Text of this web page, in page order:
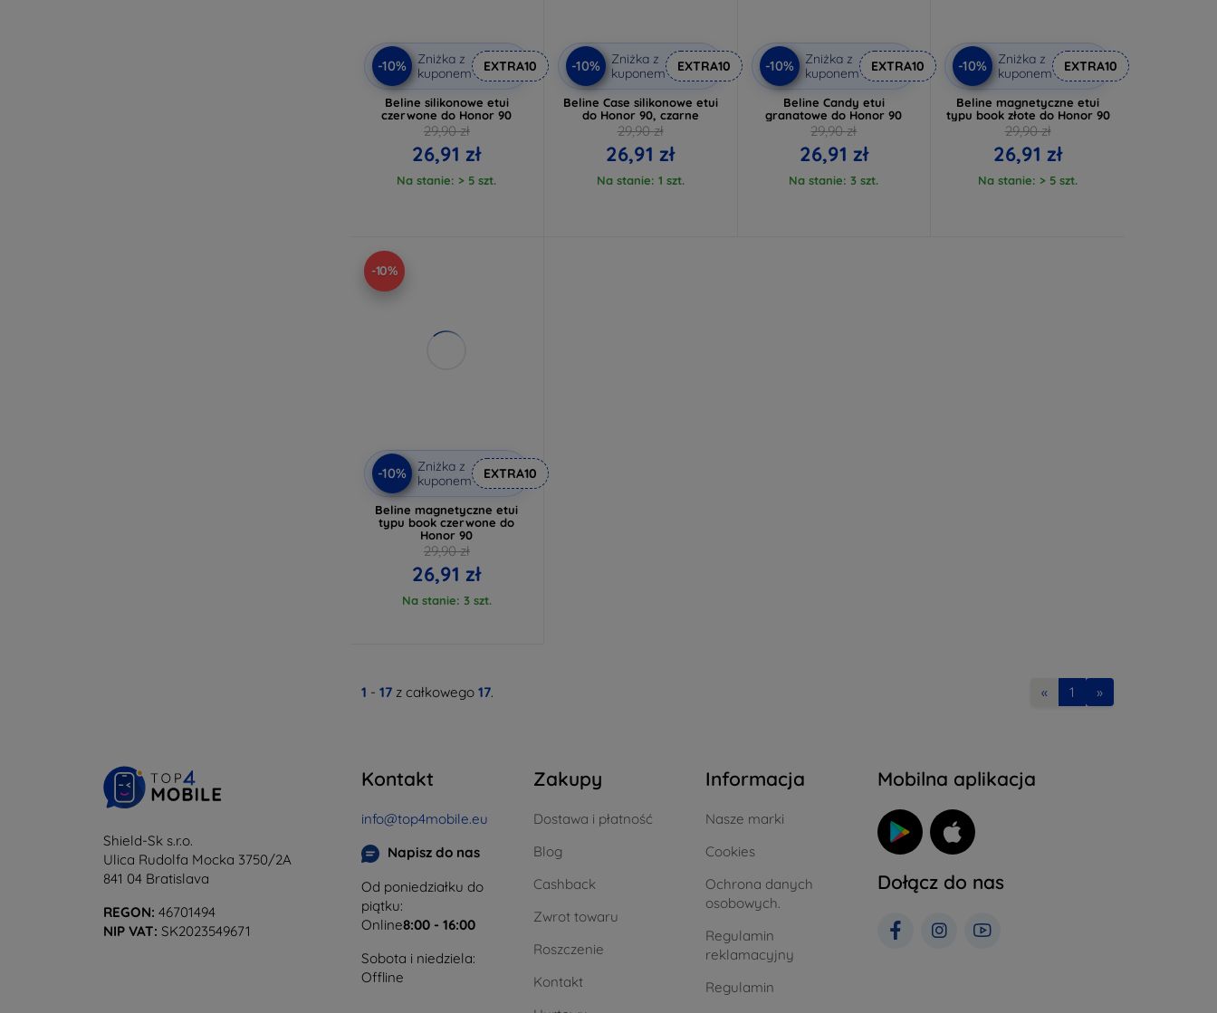
-10%
Zniżka z
kuponem
EXTRA10
Beline silikonowe etui
czerwone do Honor 90
29,90 zł
26,91 zł
Na stanie: > 5 szt.
-10%
Zniżka z
kuponem
EXTRA10
Beline Case silikonowe etui
do Honor 90, czarne
29,90 zł
26,91 zł
Na stanie: 1 szt.
-10%
Zniżka z
kuponem
EXTRA10
Beline Candy etui
granatowe do Honor 90
29,90 zł
26,91 zł
Na stanie: 3 szt.
-10%
Zniżka z
kuponem
EXTRA10
Beline magnetyczne etui
typu book złote do Honor 90
29,90 zł
26,91 zł
Na stanie: > 5 szt.
-10%
-10%
Zniżka z
kuponem
EXTRA10
Beline magnetyczne etui
typu book czerwone do
Honor 90
29,90 zł
26,91 zł
Na stanie: 3 szt.
1 - 17 z całkowego 17. « 1 »
Shield-Sk s.r.o.
Ulica Rudolfa Mocka 3750/2A
841 04 Bratislava
REGON: 46701494
NIP VAT: SK2023549671
Kontakt
info@top4mobile.eu
Napisz do nas
Od poniedziałku do
piątku:
Online8:00 - 16:00
Sobota i niedziela:
Offline
Zakupy
Dostawa i płatność
Blog
Cashback
Zwrot towaru
Roszczenie
Kontakt
Informacja
Nasze marki
Cookies
Ochrona danych
osobowych.
Regulamin
reklamacyjny
Regulamin
Mobilna aplikacja
Dołącz do nas